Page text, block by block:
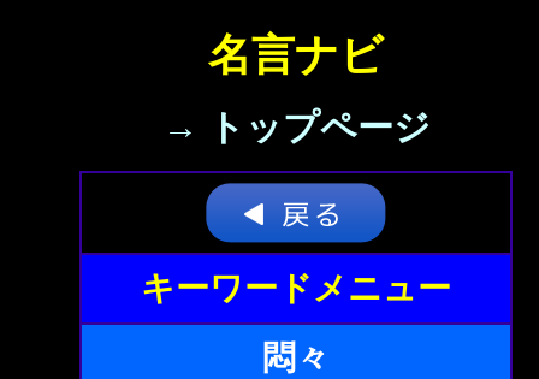
名言ナビ
→ トップページ
キーワードメニュー
悶々